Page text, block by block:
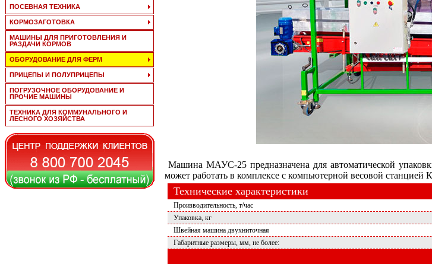
ПОСЕВНАЯ ТЕХНИКА
КОРМОЗАГОТОВКА
МАШИНЫ ДЛЯ ПРИГОТОВЛЕНИЯ И
РАЗДАЧИ КОРМОВ
ОБОРУДОВАНИЕ ДЛЯ ФЕРМ
ПРИЦЕПЫ И ПОЛУПРИЦЕПЫ
ПОГРУЗОЧНОЕ ОБОРУДОВАНИЕ И
ПРОЧИЕ МАШИНЫ
ТЕХНИКА ДЛЯ КОММУНАЛЬНОГО И
ЛЕСНОГО ХОЗЯЙСТВА
Машина МАУС-25 предназначена для автоматической
может работать в комплексе с компьютерной весовой
Технические характеристики
Производительность, т/час
Упаковка, кг
Швейная машина двухниточная
Габаритные размеры, мм, не более: